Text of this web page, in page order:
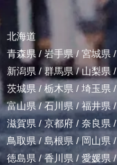
北海道
青森県 / 岩手県/ 宮城県 /
新潟県 /群馬県/山梨県 /
茨城県 / 栃木県 / 埼玉県 /
富山県 /石川県/福井県
滋賀県 / 京都府 / 奈良県 /
鳥取県/ 島根県 /岡山県/
徳島県 /香川県 / 愛媛県